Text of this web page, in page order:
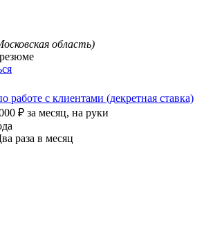
область)
работе с клиентами (декретная ставка)
₽ за месяц, на руки
раза в месяц